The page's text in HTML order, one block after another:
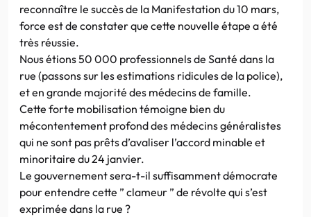
reconnaître le succès de la Manifestation du 10 mars,
force est de constater que cette nouvelle étape a été
très réussie.
Nous étions 50 000 professionnels de Santé dans la
rue (passons sur les estimations ridicules de la police),
et en grande majorité des médecins de famille.
Cette forte mobilisation témoigne bien du
mécontentement profond des médecins généralistes
qui ne sont pas prêts d’avaliser l’accord minable et
minoritaire du 24 janvier.
Le gouvernement sera-t-il suffisamment démocrate
pour entendre cette ” clameur ” de révolte qui s’est
exprimée dans la rue ?